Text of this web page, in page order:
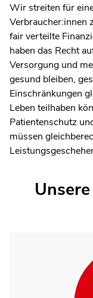
Wir streiten für
Verbraucher:innen
fair verteilte
haben das Recht
Versorgung und
gesund bleiben,
Einschränkungen
Leben teilhaben
Patientenschutz
müssen